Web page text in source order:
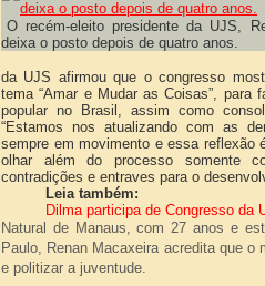
O recém-eleito presidente da UJS,
deixa o posto depois de quatro anos.
da UJS afirmou que o congresso
tema “Amar e Mudar as Coisas”, para
popular no Brasil, assim como
“Estamos nos atualizando com as
sempre em movimento e essa reflexão
olhar além do processo somente
contradições e entraves para o
Leia também:
Dilma participa de Congresso da
Natural de Manaus, com 27 anos e
Paulo, Renan Macaxeira acredita que
e politizar a juventude.